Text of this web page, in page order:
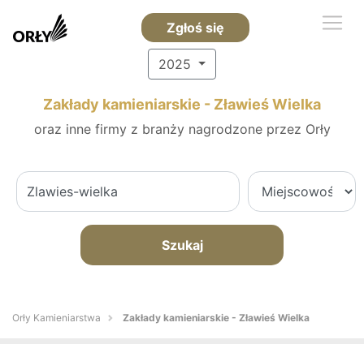
Zgłoś się
2025
Zakłady kamieniarskie - Zławieś Wielka
oraz inne firmy z branży nagrodzone przez Orły
Szukaj
Orły Kamieniarstwa Zakłady kamieniarskie - Zławieś Wielka